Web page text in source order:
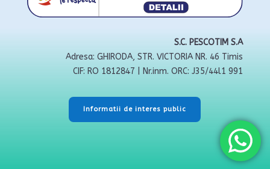
S.C. PESCOTIM S.A
Adresa: GHIRODA, STR. VICTORIA NR. 46 Timis
CIF: RO 1812847 | Nr.inm. ORC: J35/44l1 991
Informatii de interes public